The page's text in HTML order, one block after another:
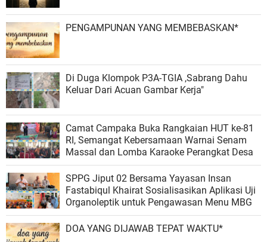
PENGAMPUNAN YANG MEMBEBASKAN*
Di Duga Klompok P3A-TGIA ,Sabrang Dahu
Keluar Dari Acuan Gambar Kerja"
Camat Campaka Buka Rangkaian HUT ke-81
RI, Semangat Kebersamaan Warnai Senam
Massal dan Lomba Karaoke Perangkat Desa
SPPG Jiput 02 Bersama Yayasan Insan
Fastabiqul Khairat Sosialisasikan Aplikasi Uji
Organoleptik untuk Pengawasan Menu MBG
DOA YANG DIJAWAB TEPAT WAKTU*